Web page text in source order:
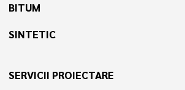
BITUM
SINTETIC
SERVICII PROIECTARE